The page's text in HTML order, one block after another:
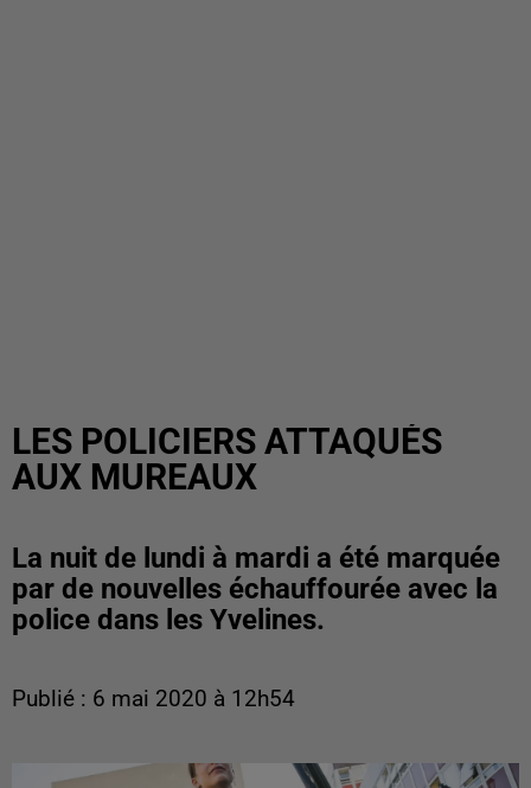
LES POLICIERS ATTAQUÉS
AUX MUREAUX
La nuit de lundi à mardi a été marquée
par de nouvelles échauffourée avec la
police dans les Yvelines.
Publié : 6 mai 2020 à 12h54